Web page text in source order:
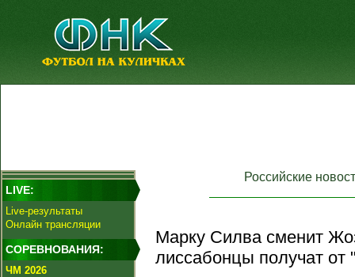
LIVE:
Live-результаты
Онлайн трансляции
СОРЕВНОВАНИЯ:
ЧМ 2026
Российские
Марку Силва сменит
лиссабонцы получат